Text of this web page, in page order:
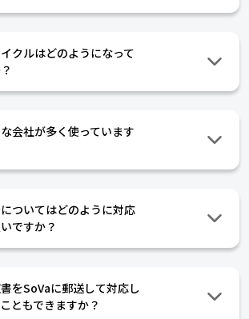
クルはどのようになって
会社が多く使っています
ついてはどのように対応
ですか？
をSoVaに郵送して対応し
ともできますか？